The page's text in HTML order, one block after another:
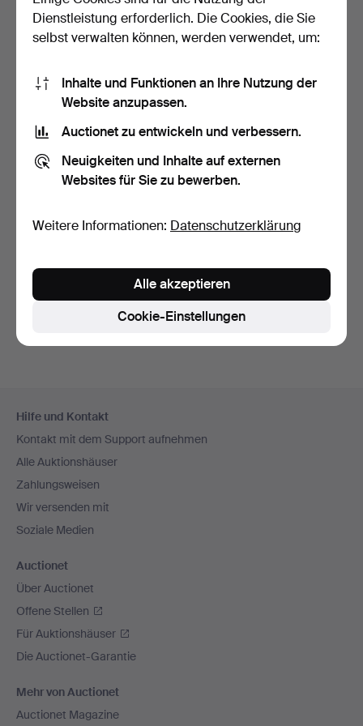
ESSGRUPPE, 7-teilig, IKEA,
"Öresund", Essgruppe,
Tisch…
8 Tage
Sie können auch in
Beendete Auktionen aus unserem
Navigation
Hilfe und Kontakt
Kontakt mit dem Support aufnehmen
Alle Auktionshäuser
Zahlungsweisen
Wir versenden mit
Soziale Medien
Auctionet
Über Auctionet
Offene Stellen
Für Auktionshäuser
Die Auctionet-Garantie
Mehr von Auctionet
Auctionet Magazine
Dienstleistung erforderlich. Die Cookies, die Sie
selbst verwalten können, werden verwendet, um:
Inhalte und Funktionen an Ihre Nutzung der
Website anzupassen.
Auctionet zu entwickeln und verbessern.
Neuigkeiten und Inhalte auf externen
Websites für Sie zu bewerben.
Weitere Informationen: Datenschutzerklärung
Cookie-Einstellungen
Alle akzeptieren